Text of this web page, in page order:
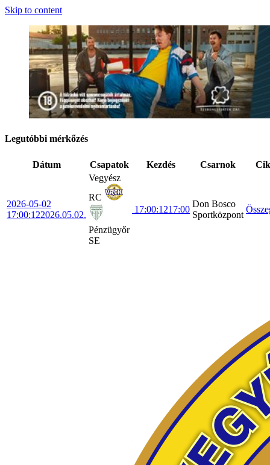
Skip to content
Legutóbbi mérkőzés
Dátum Csapatok Kezdés Csarnok
2026-05-02
17:00:122026.05.02.
Vegyész
RC
Pénzügyőr
SE
17:00:1217:00
Don Bosco
Sportközpont